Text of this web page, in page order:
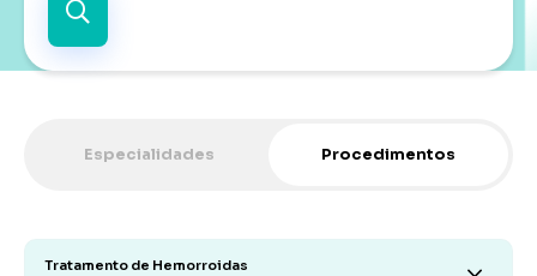
Especialidades Procedimentos
Tratamento de Hemorroidas